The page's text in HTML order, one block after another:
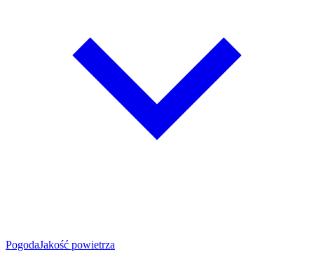
PogodaJakość powietrza